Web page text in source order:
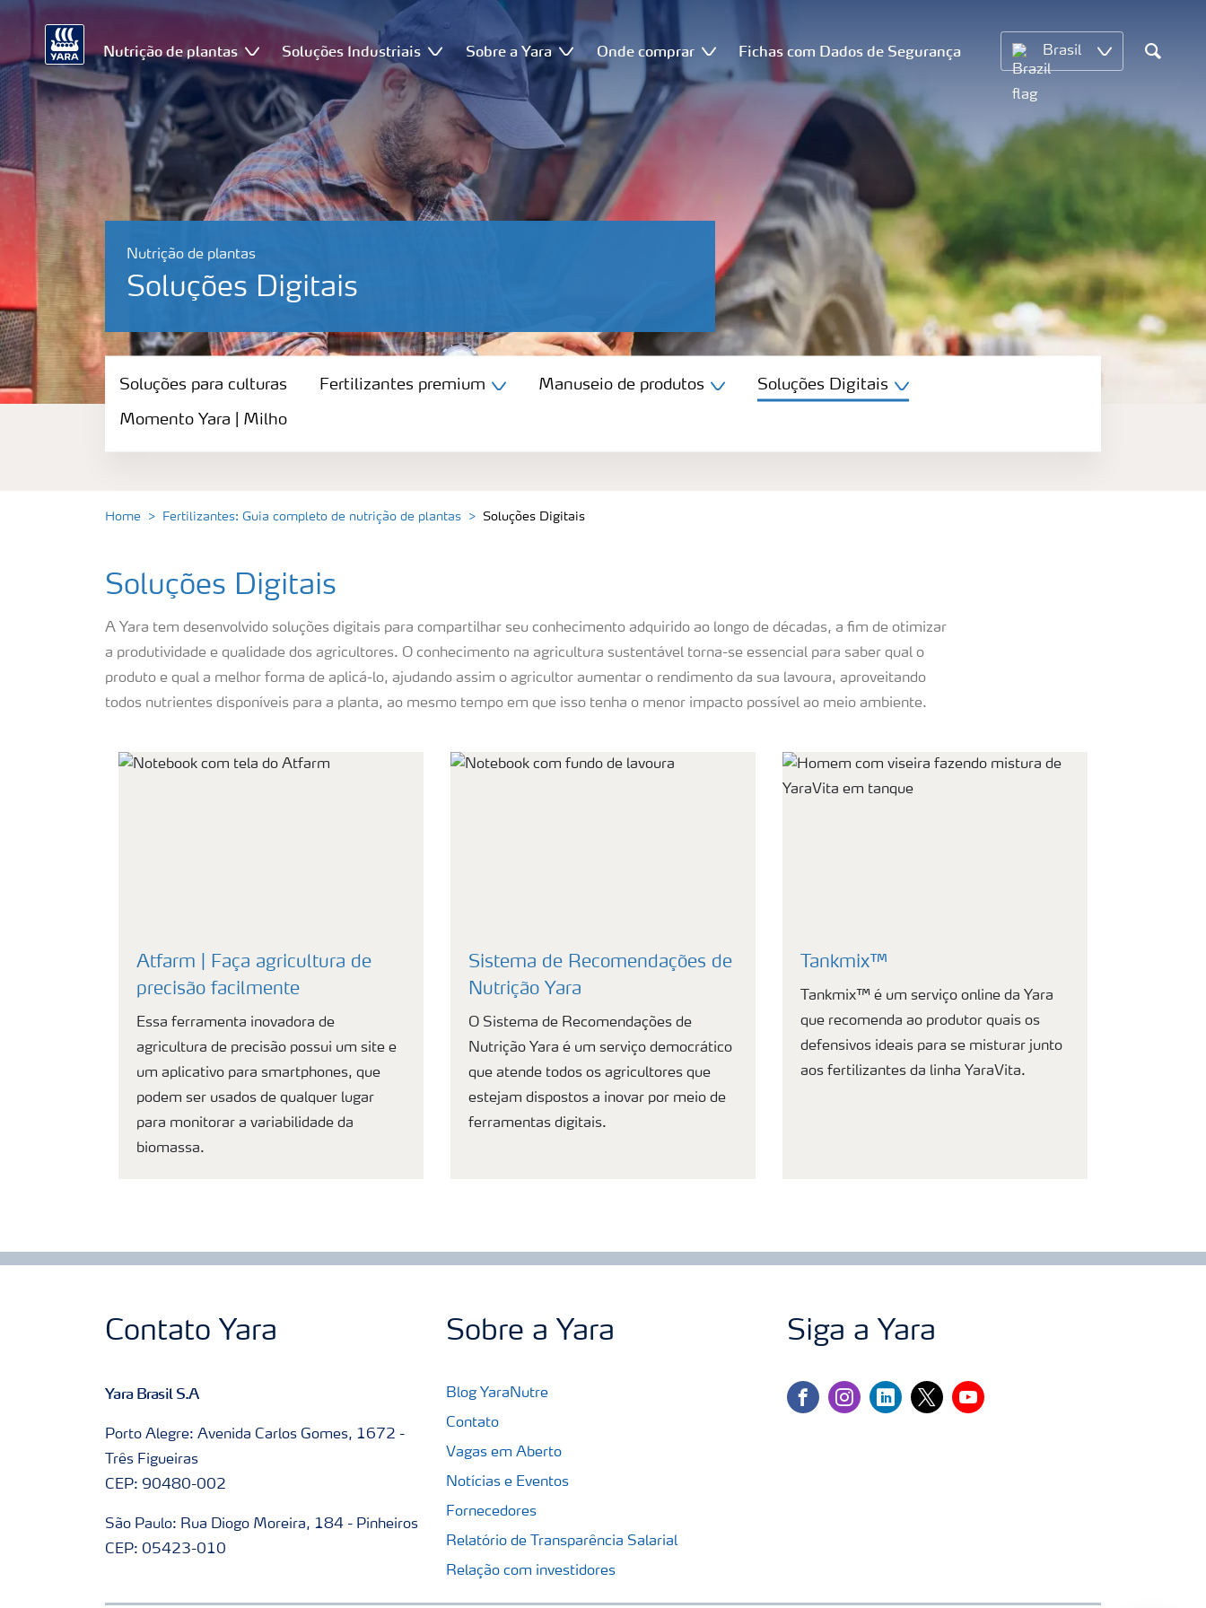
Nutrição de plantas Soluções Industriais Sobre a Yara Onde comprar Fichas com Dados de Segurança Brasil
Search
Nutrição de plantas
Soluções Digitais
Soluções para culturas
Fertilizantes premium
Momento Yara | Milho
Soluções para culturas Fertilizantes premium Manuseio de produtos Soluções Digitais
Momento Yara | Milho
Home Fertilizantes: Guia completo de nutrição de plantas Soluções Digitais
Soluções Digitais
A Yara tem desenvolvido soluções digitais para compartilhar seu conhecimento adquirido ao longo de décadas, a fim de otimizar
a produtividade e qualidade dos agricultores. O conhecimento na agricultura sustentável torna-se essencial para saber qual o
produto e qual a melhor forma de aplicá-lo, ajudando assim o agricultor aumentar o rendimento da sua lavoura, aproveitando
todos nutrientes disponíveis para a planta, ao mesmo tempo em que isso tenha o menor impacto possível ao meio ambiente.
Atfarm | Faça agricultura de
precisão facilmente
Essa ferramenta inovadora de
agricultura de precisão possui um site e
um aplicativo para smartphones, que
podem ser usados de qualquer lugar
para monitorar a variabilidade da
biomassa.
Sistema de Recomendações de
Nutrição Yara
O Sistema de Recomendações de
Nutrição Yara é um serviço democrático
que atende todos os agricultores que
estejam dispostos a inovar por meio de
ferramentas digitais.
Tankmix™
Tankmix™ é um serviço online da Yara
que recomenda ao produtor quais os
defensivos ideais para se misturar junto
aos fertilizantes da linha YaraVita.
Contato Yara
Yara Brasil S.A
Porto Alegre: Avenida Carlos Gomes, 1672 -
Três Figueiras
CEP: 90480-002
São Paulo: Rua Diogo Moreira, 184 - Pinheiros
CEP: 05423-010
Sobre a Yara
Blog YaraNutre
Contato
Vagas em Aberto
Notícias e Eventos
Fornecedores
Relatório de Transparência Salarial
Relação com investidores
Siga a Yara
facebookinstagramlinkedintwitteryoutube